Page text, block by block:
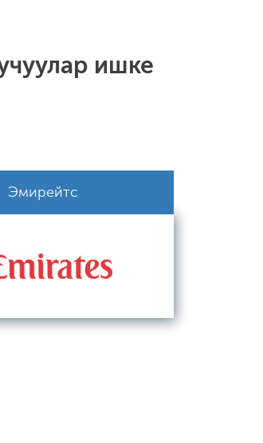
ишке
Эмирейтс